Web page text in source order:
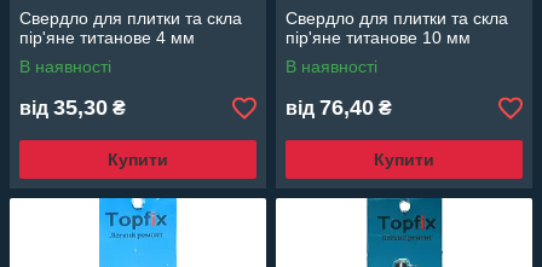
Свердло для плитки та скла
пір'яне титанове 4 мм
В наявності
від 35,30 ₴
Купити
Свердло для плитки та скла
пір'яне титанове 10 мм
В наявності
від 76,40 ₴
Купити